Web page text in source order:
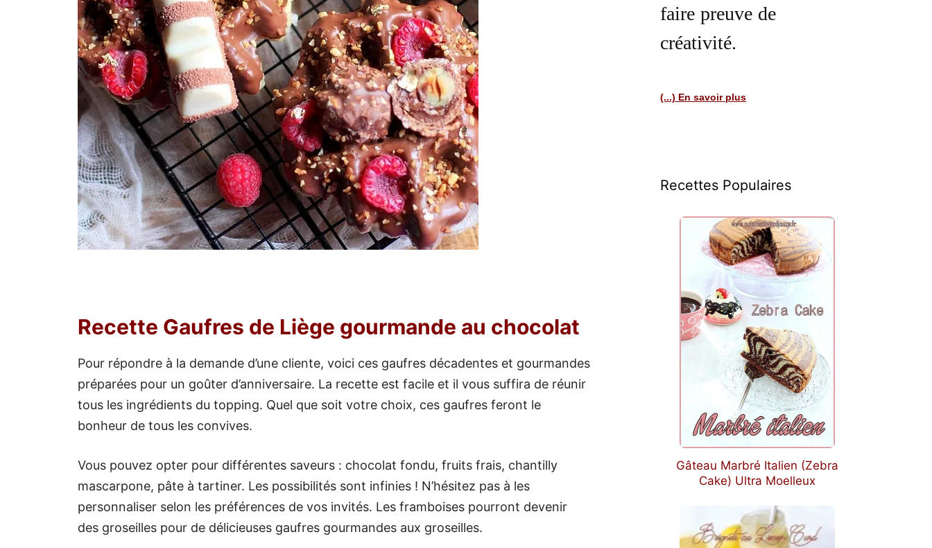
Recette Gaufres de Liège gourmande au chocolat
Pour répondre à la demande d’une cliente, voici ces gaufres décadentes et gourmandes
préparées pour un goûter d’anniversaire. La recette est facile et il vous suffira de réunir
tous les ingrédients du topping. Quel que soit votre choix, ces gaufres feront le
bonheur de tous les convives.
Vous pouvez opter pour différentes saveurs : chocolat fondu, fruits frais, chantilly
mascarpone, pâte à tartiner. Les possibilités sont infinies ! N’hésitez pas à les
personnaliser selon les préférences de vos invités. Les framboises pourront devenir
des groseilles pour de délicieuses gaufres gourmandes aux groseilles.
faire preuve de
créativité.
(...) En savoir plus
Recettes Populaires
Gâteau Marbré Italien (Zebra
Cake) Ultra Moelleux